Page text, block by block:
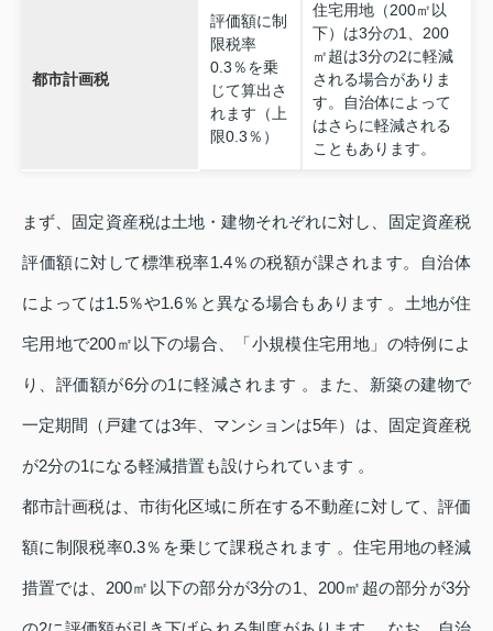
都市計画税
評価額に制
限税率
0.3％を乗
じて算出さ
れます（上
限0.3％）
住宅用地（200㎡以
下）は3分の1、200
㎡超は3分の2に軽減
される場合がありま
す。自治体によって
はさらに軽減される
こともあります。
まず、固定資産税は土地・建物それぞれに対し、固定資産税
評価額に対して標準税率1.4％の税額が課されます。自治体
によっては1.5％や1.6％と異なる場合もあります 。土地が住
宅用地で200㎡以下の場合、「小規模住宅用地」の特例によ
り、評価額が6分の1に軽減されます 。また、新築の建物で
一定期間（戸建ては3年、マンションは5年）は、固定資産税
が2分の1になる軽減措置も設けられています 。
都市計画税は、市街化区域に所在する不動産に対して、評価
額に制限税率0.3％を乗じて課税されます 。住宅用地の軽減
措置では、200㎡以下の部分が3分の1、200㎡超の部分が3分